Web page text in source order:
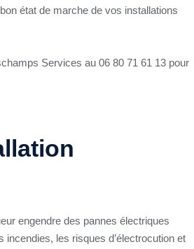
état de marche de vos installations
Services au 06 80 71 61 13 pour
engendre des pannes électriques
les risques d’électrocution et